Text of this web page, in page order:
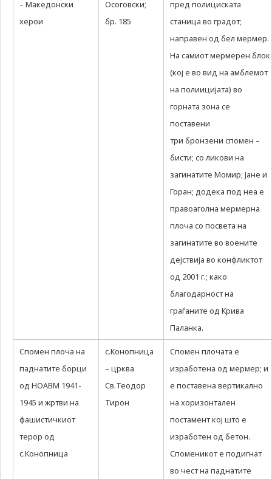
– Македонски
херои
Осоговски;
бр. 185
пред полициската
станица во градот;
направен од бел мермер.
На самиот мермерен блок
(кој е во вид на амблемот
на полиицијата) во
горната зона се
поставени
три бронзени спомен –
бисти; со ликови на
загинатите Момир; Јане и
Горан; додека под неа е
правоаголна мермерна
плоча со посвета на
загинатите во воените
дејствија во конфликтот
од 2001 г.; како
благодарност на
граѓаните од Крива
Паланка.
Спомен плоча на
паднатите борци
од НОАВМ 1941-
1945 и жртви на
фашистичкиот
терор од
с.Конопница
с.Конопница
– црква
Св.Теодор
Тирон
Спомен плочата е
изработена од мермер; и
е поставена вертикално
на хоризонтален
постамент кој што е
изработен од бетон.
Споменикот е подигнат
во чест на паднатите